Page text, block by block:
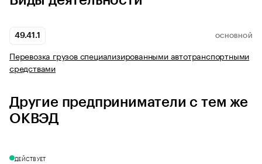
49.41.1 ОСНОВНОЙ
Перевозка грузов специализированными автотранспортными
средствами
Другие предприниматели с тем же
ОКВЭД
ДЕЙСТВУЕТ